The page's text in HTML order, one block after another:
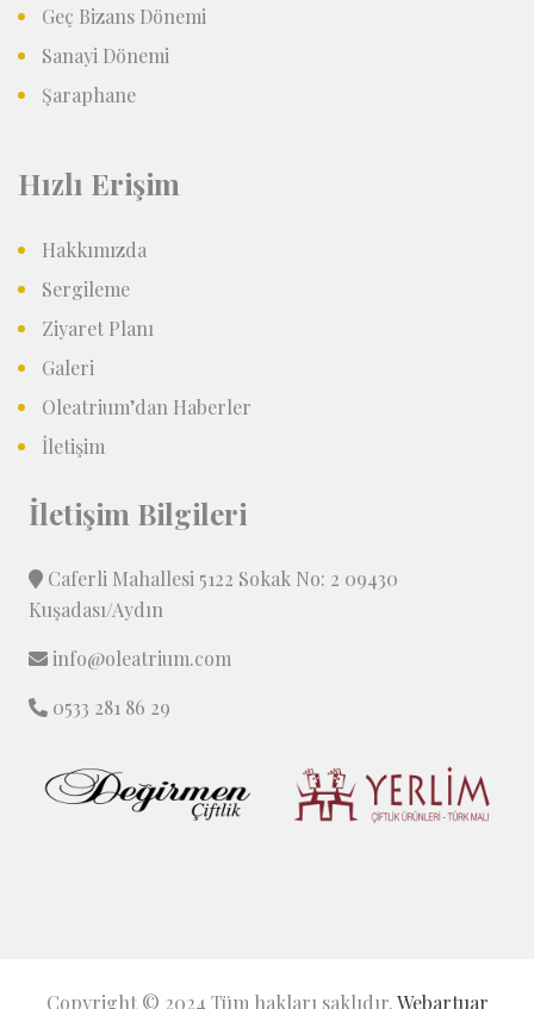
Geç Bizans Dönemi
Sanayi Dönemi
Şaraphane
Hızlı Erişim
Hakkımızda
Sergileme
Ziyaret Planı
Galeri
Oleatrium’dan Haberler
İletişim
İletişim Bilgileri
Caferli Mahallesi 5122 Sokak No: 2 09430
Kuşadası/Aydın
info@oleatrium.com
0533 281 86 29
Copyright © 2024 Tüm hakları saklıdır.Webartuar